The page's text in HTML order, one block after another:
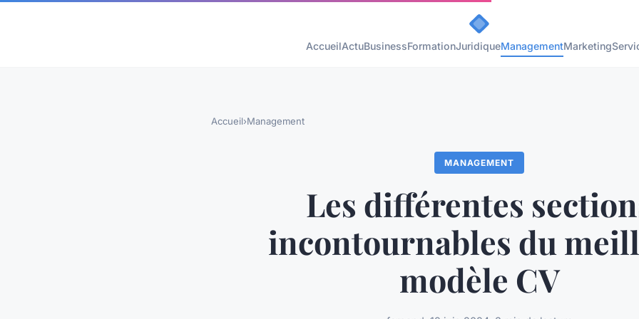
AccueilActuBusinessFormationJuridiqueManagementMarketing
Accueil›Management
MANAGEMENT
Les différentes
incontournables du
modèle CV